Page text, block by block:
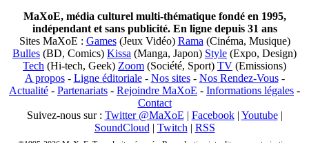
MaXoE, média culturel multi-thématique fondé en 1995,
indépendant et sans publicité. En ligne depuis 31 ans
Sites MaXoE : Games(Jeux Vidéo) Rama (Cinéma, Musique)
Bulles (BD, Comics) Kissa (Manga, Japon) Style (Expo, Design)
Tech (Hi-tech, Geek) Zoom (Société, Sport) TV (Emissions)
A propos- Ligne éditoriale- Nos sites- Nos Rendez-Vous-
Actualité - Partenariats - Rejoindre MaXoE - Informations légales -
Contact
Suivez-nous sur : Twitter @MaXoE | Facebook| Youtube|
SoundCloud | Twitch | RSS